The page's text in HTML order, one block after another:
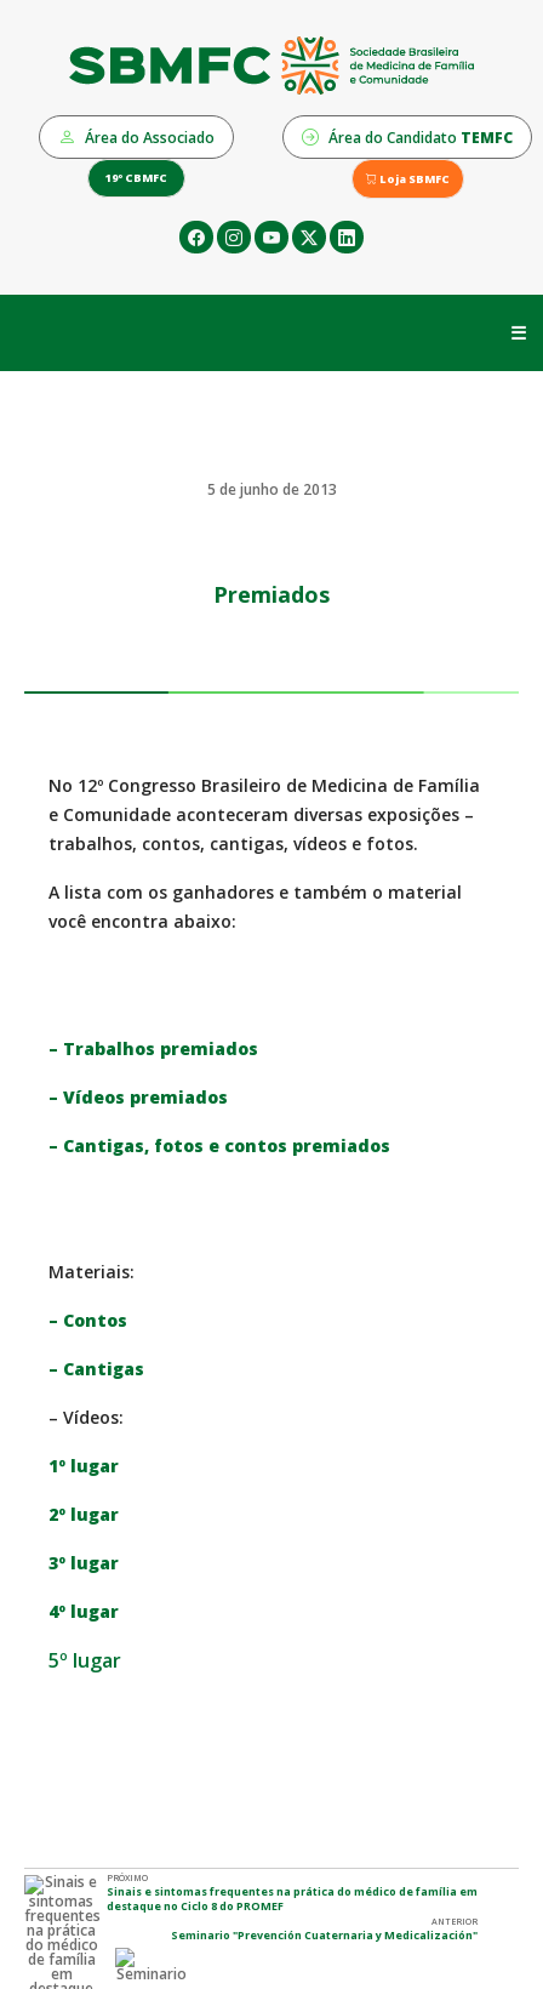
Área do Associado Área do Candidato TEMFC
19º CBMFC Loja SBMFC
☰
5 de junho de 2013
Premiados
No 12º Congresso Brasileiro de Medicina de Família
e Comunidade aconteceram diversas exposições –
trabalhos, contos, cantigas, vídeos e fotos.
A lista com os ganhadores e também o material
você encontra abaixo:
– Trabalhos premiados
– Vídeos premiados
– Cantigas, fotos e contos premiados
Materiais:
– Contos
– Cantigas
– Vídeos:
1º lugar
2º lugar
3º lugar
4º lugar
5º lugar
PRÓXIMO
Sinais e sintomas frequentes na prática do médico de família em
destaque no Ciclo 8 do PROMEF
ANTERIOR
Seminario "Prevención Cuaternaria y Medicalización"